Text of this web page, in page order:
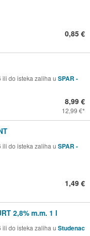
0,85 €
do isteka zaliha u SPAR -
8,99 €
12,99 €
do isteka zaliha u SPAR -
1,49 €
2,8% m.m. 1 l
do isteka zaliha u Studenac